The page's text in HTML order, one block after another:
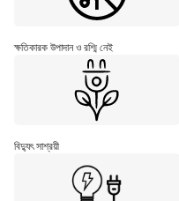
ক্ষতিকারক উপাদান ও রশ্মি নেই
বিদ্যুৎ সাশ্রয়ী